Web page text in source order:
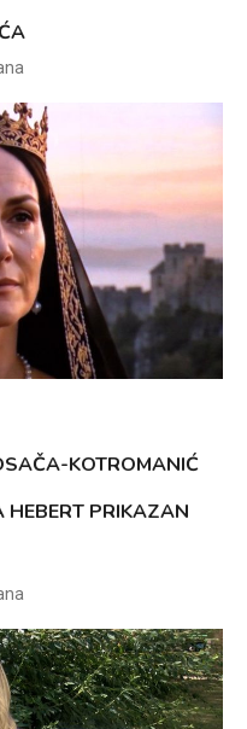
KOTROMANIĆ
HEBERT PRIKAZAN